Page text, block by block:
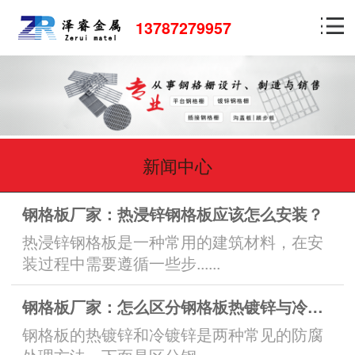
13787279957
新闻中心
钢格板厂家：热浸锌钢格板应该怎么安装？
热浸锌钢格板是一种常用的建筑材料，在安
装过程中需要遵循一些步......
钢格板厂家：怎么区分钢格板热镀锌与冷镀锌
钢格板的热镀锌和冷镀锌是两种常见的防腐